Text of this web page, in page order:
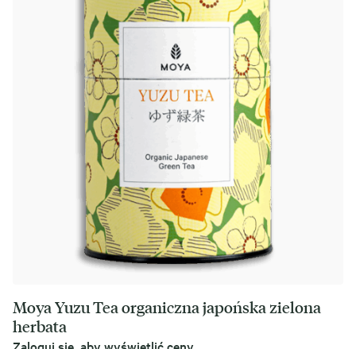
Moya Yuzu Tea organiczna japońska zielona
herbata